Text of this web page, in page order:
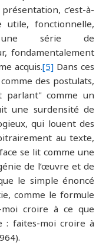
c’est-à-
utile, fonctionnelle,
une série de
fondamentalement
acquis.[5]Dans ces
des postulats,
comme un
une surdensité de
qui louent des
au texte,
se lit comme une
de l’œuvre et de
le simple énoncé
comme le formule
croire à ce que
: faites-moi croire à